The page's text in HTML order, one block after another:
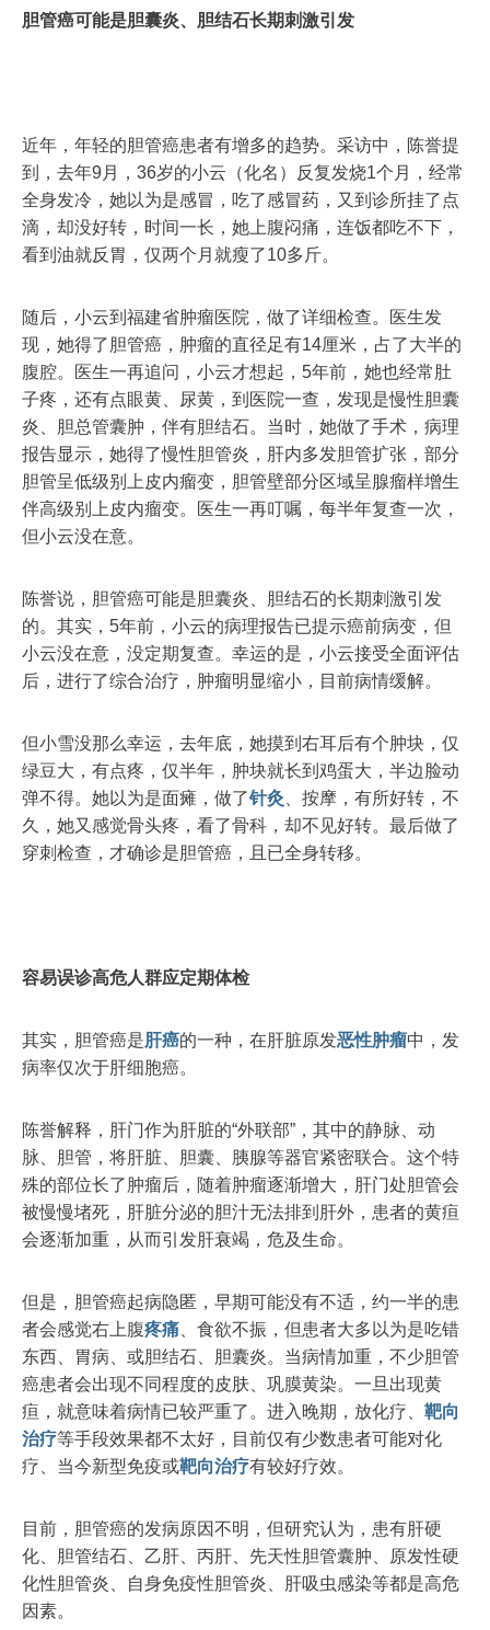
胆管癌可能是胆囊炎、胆结石长期刺激引发
近年，年轻的胆管癌患者有增多的趋势。采访中，陈誉提
到，去年9月，36岁的小云（化名）反复发烧1个月，经常
全身发冷，她以为是感冒，吃了感冒药，又到诊所挂了点
滴，却没好转，时间一长，她上腹闷痛，连饭都吃不下，
看到油就反胃，仅两个月就瘦了10多斤。
随后，小云到福建省肿瘤医院，做了详细检查。医生发
现，她得了胆管癌，肿瘤的直径足有14厘米，占了大半的
腹腔。医生一再追问，小云才想起，5年前，她也经常肚
子疼，还有点眼黄、尿黄，到医院一查，发现是慢性胆囊
炎、胆总管囊肿，伴有胆结石。当时，她做了手术，病理
报告显示，她得了慢性胆管炎，肝内多发胆管扩张，部分
胆管呈低级别上皮内瘤变，胆管壁部分区域呈腺瘤样增生
伴高级别上皮内瘤变。医生一再叮嘱，每半年复查一次，
但小云没在意。
陈誉说，胆管癌可能是胆囊炎、胆结石的长期刺激引发
的。其实，5年前，小云的病理报告已提示癌前病变，但
小云没在意，没定期复查。幸运的是，小云接受全面评估
后，进行了综合治疗，肿瘤明显缩小，目前病情缓解。
但小雪没那么幸运，去年底，她摸到右耳后有个肿块，仅
绿豆大，有点疼，仅半年，肿块就长到鸡蛋大，半边脸动
弹不得。她以为是面瘫，做了针灸 、按摩，有所好转，不
久，她又感觉骨头疼，看了骨科，却不见好转。最后做了
穿刺检查，才确诊是胆管癌，且已全身转移。
容易误诊高危人群应定期体检
其实，胆管癌是肝癌的一种，在肝脏原发恶性肿瘤中，发
病率仅次于肝细胞癌。
陈誉解释，肝门作为肝脏的“外联部”，其中的静脉、动
脉、胆管，将肝脏、胆囊、胰腺等器官紧密联合。这个特
殊的部位长了肿瘤后，随着肿瘤逐渐增大，肝门处胆管会
被慢慢堵死，肝脏分泌的胆汁无法排到肝外，患者的黄疸
会逐渐加重，从而引发肝衰竭，危及生命。
但是，胆管癌起病隐匿，早期可能没有不适，约一半的患
者会感觉右上腹疼痛 、食欲不振，但患者大多以为是吃错
东西、胃病、或胆结石、胆囊炎。当病情加重，不少胆管
癌患者会出现不同程度的皮肤、巩膜黄染。一旦出现黄
疸，就意味着病情已较严重了。进入晚期，放化疗、 靶向
治疗等手段效果都不太好，目前仅有少数患者可能对化
疗、当今新型免疫或靶向治疗有较好疗效。
目前，胆管癌的发病原因不明，但研究认为，患有肝硬
化、胆管结石、乙肝、丙肝、先天性胆管囊肿、原发性硬
化性胆管炎、自身免疫性胆管炎、肝吸虫感染等都是高危
因素。